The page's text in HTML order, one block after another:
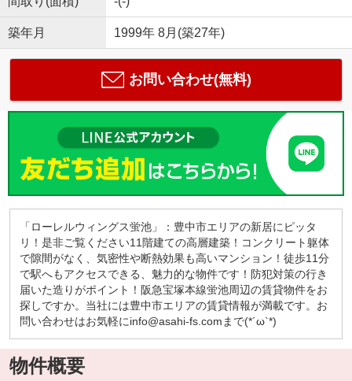
築年月 1999年 8月(築27年)
お問い合わせ(無料)
「ローレルウィングス蛍池」：豊中市エリアの新居にピッタ
リ！是非ご覧ください11階建ての高層建築！コンクリート躯体
で隙間がなく、気密性や断熱効果も高いマンション！徒歩11分
で駅へもアクセスできる、魅力的な物件です！防犯対策の行き
届いた造りがポイント！阪急宝塚本線蛍池周辺の賃貸物件をお
探しですか。当社には豊中市エリアの賃貸情報が満載です。お
問い合わせはお気軽にinfo@asahi-fs.comまで(*´ω`*)
物件概要